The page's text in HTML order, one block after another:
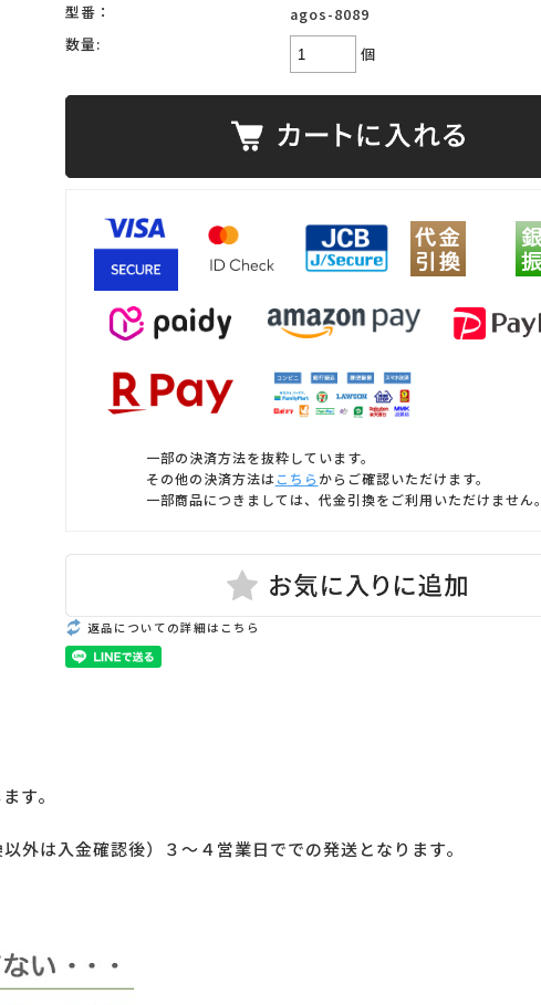
型番：
agos-8089
数量:
個
一部の決済方法を抜粋しています。
その他の決済方法はこちらからご確認いただけます。
一部商品につきましては、代金引換をご利用いただけません。
返品についての詳細はこちら
す。
は入金確認後）３～４営業日ででの発送となります。